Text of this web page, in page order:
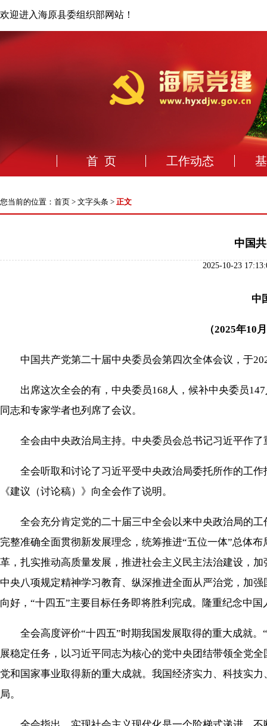
欢迎进入海原县委组织部网站！
首 页 工作动态
您当前的位置： 首页 > 文字头条 > 正文
中国
2025-10-23
中
（2025年10月
中国共产党第二十届中央委员会第四次全体会议，于
出席这次全会的有，中央委员168人，候补中央委员147
同志和专家学者也列席了会议。
全会由中央政治局主持。中央委员会总书记习近平作了
全会听取和讨论了习近平受中央政治局委托所作的工作
《建议（讨论稿）》向全会作了说明。
全会充分肯定党的二十届三中全会以来中央政治局的工
完整准确全面贯彻新发展理念，统筹推进“五位一体”总体
革，扎实推动高质量发展，推进社会主义民主法治建设，
中央八项规定精神学习教育、纵深推进全面从严治党，加
向好，“十四五”主要目标任务即将胜利完成。隆重纪念中
全会高度评价“十四五”时期我国发展取得的重大成就。
展稳定任务，以习近平同志为核心的党中央团结带领全党
党和国家事业取得新的重大成就。我国经济实力、科技实
局。